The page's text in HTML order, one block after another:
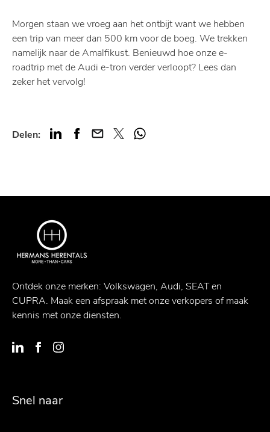
Morgen staan we vroeg aan het ontbijt want we hebben
een trip van meer dan 500 km voor de boeg. We trekken
namelijk naar de Amalfikust. Benieuwd hoe onze e-
roadtrip met de Audi e-tron verder verloopt? Lees dan
zeker het vervolg!
Delen: LinkedInFacebook
Mail TwitterWhatsapp
Ontdek onze merken: Volkswagen, Audi, SEAT en
CUPRA. Maak een afspraak met onze verkopers of maak
kennis met onze diensten.
Snel naar